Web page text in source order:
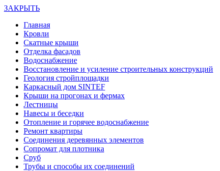
ЗАКРЫТЬ
Главная
Кровли
Скатные крыши
Отделка фасадов
Водоснабжение
Восстановление и усиление строительных конструкций
Геология стройплощадки
Каркасный дом SINTEF
Крыши на прогонах и фермах
Лестницы
Навесы и беседки
Отопление и горячее водоснабжение
Ремонт квартиры
Соединения деревянных элементов
Сопромат для плотника
Сруб
Трубы и способы их соединений